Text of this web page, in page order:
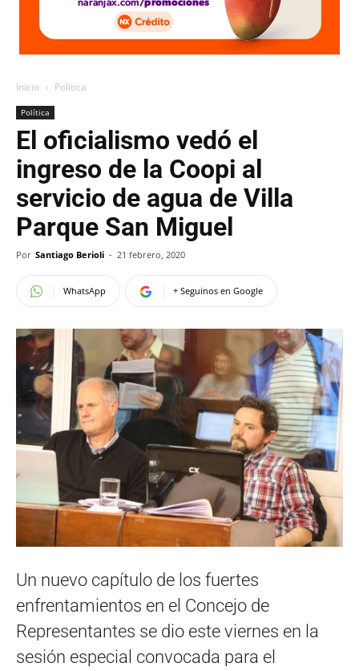
Inicio Política
Política
El oficialismo vedó el
ingreso de la Coopi al
servicio de agua de Villa
Parque San Miguel
Por Santiago Berioli - 21 febrero, 2020
WhatsApp + Seguinos en Google
Un nuevo capítulo de los fuertes
enfrentamientos en el Concejo de
Representantes se dio este viernes en la
sesión especial convocada para el